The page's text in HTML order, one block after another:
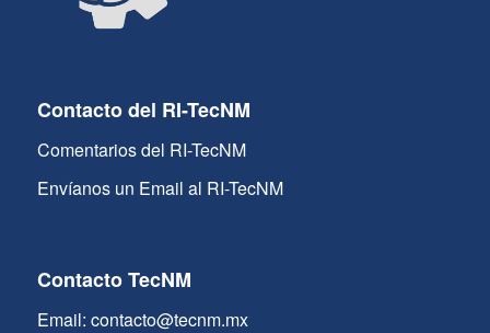
Contacto del RI-TecNM
Comentarios del RI-TecNM
Envíanos un Email al RI-TecNM
Contacto TecNM
Email: contacto@tecnm.mx